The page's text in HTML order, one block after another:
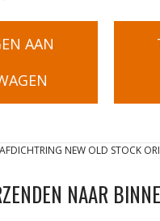
AAN
NEW OLD STOCK
NAAR